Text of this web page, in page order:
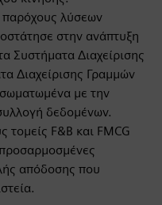
λύσεων
στην ανάπτυξη
Συστήματα Διαχείρισης
Διαχείρισης Γραμμών
με την
δεδομένων.
τομείς F&B και FMCG
απόδοσης που